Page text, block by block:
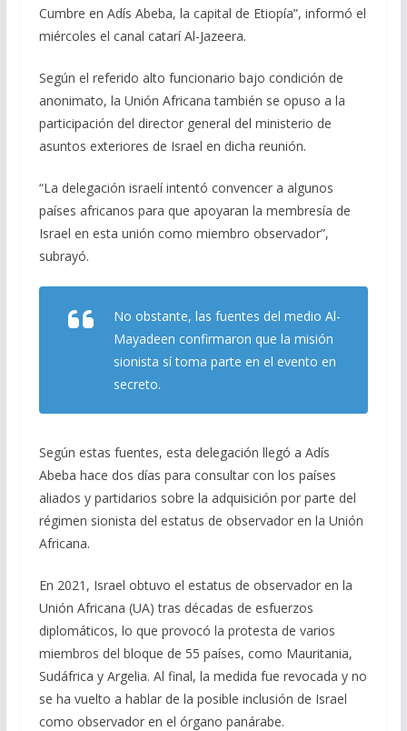
Cumbre en Adís Abeba, la capital de Etiopía”, informó el
miércoles el canal catarí Al-Jazeera.
Según el referido alto funcionario bajo condición de
anonimato, la Unión Africana también se opuso a la
participación del director general del ministerio de
asuntos exteriores de Israel en dicha reunión.
“La delegación israelí intentó convencer a algunos
países africanos para que apoyaran la membresía de
Israel en esta unión como miembro observador”,
subrayó.
No obstante, las fuentes del medio Al-
Mayadeen confirmaron que la misión
sionista sí toma parte en el evento en
secreto.
Según estas fuentes, esta delegación llegó a Adís
Abeba hace dos días para consultar con los países
aliados y partidarios sobre la adquisición por parte del
régimen sionista del estatus de observador en la Unión
Africana.
En 2021, Israel obtuvo el estatus de observador en la
Unión Africana (UA) tras décadas de esfuerzos
diplomáticos, lo que provocó la protesta de varios
miembros del bloque de 55 países, como Mauritania,
Sudáfrica y Argelia. Al final, la medida fue revocada y no
se ha vuelto a hablar de la posible inclusión de Israel
como observador en el órgano panárabe.